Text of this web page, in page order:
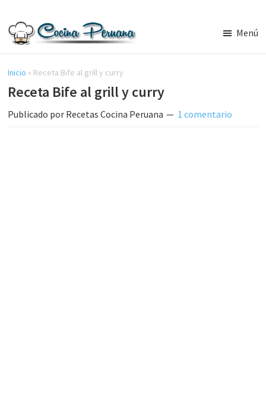
contenido
lateral
principal
Cocina
Peruana,
Recetas
de
Comida
Menú
Inicio » Receta Bife al grill y curry
Receta Bife al grill y curry
Publicado por Recetas Cocina Peruana 1 comentario